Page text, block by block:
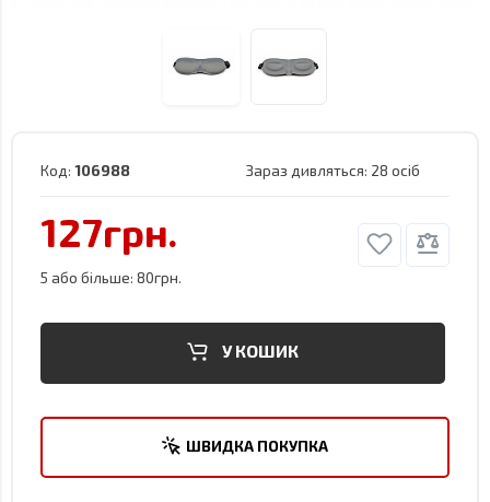
Код: 106988 Зараз дивляться: 28 осіб
127грн.
5 або більше: 80грн.
У КОШИК
ШВИДКА ПОКУПКА